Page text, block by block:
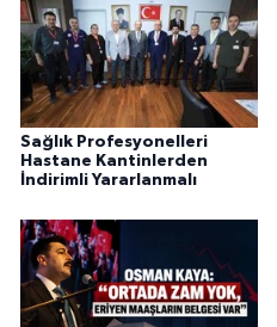
Sağlık Profesyonelleri
Hastane Kantinlerden
İndirimli Yararlanmalı